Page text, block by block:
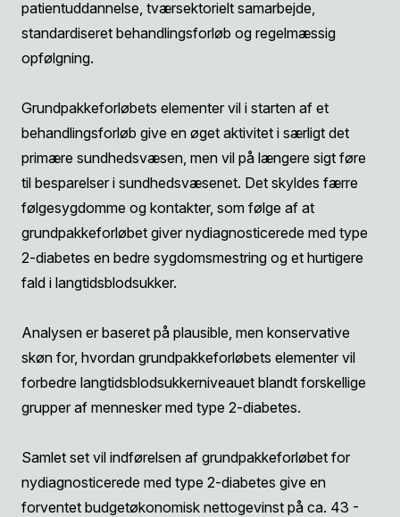
patientuddannelse, tværsektorielt samarbejde,
standardiseret behandlingsforløb og regelmæssig
opfølgning.
Grundpakkeforløbets elementer vil i starten af et
behandlingsforløb give en øget aktivitet i særligt det
primære sundhedsvæsen, men vil på længere sigt føre
til besparelser i sundhedsvæsenet. Det skyldes færre
følgesygdomme og kontakter, som følge af at
grundpakkeforløbet giver nydiagnosticerede med type
2-diabetes en bedre sygdomsmestring og et hurtigere
fald i langtidsblodsukker.
Analysen er baseret på plausible, men konservative
skøn for, hvordan grundpakkeforløbets elementer vil
forbedre langtidsblodsukkerniveauet blandt forskellige
grupper af mennesker med type 2-diabetes.
Samlet set vil indførelsen af grundpakkeforløbet for
nydiagnosticerede med type 2-diabetes give en
forventet budgetøkonomisk nettogevinst på ca. 43 -